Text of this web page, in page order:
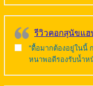
รีวิวคอกสุนัขแฮ
“ดื้อมากต้องอยู่ในนี้
หนาพอดีรองรับน้ำห